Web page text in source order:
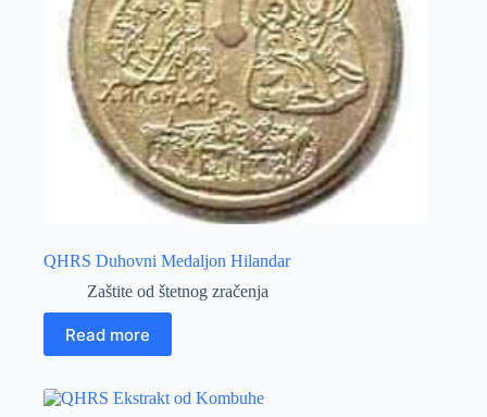
QHRS Duhovni Medaljon Hilandar
Zaštite od štetnog zračenja
Read more